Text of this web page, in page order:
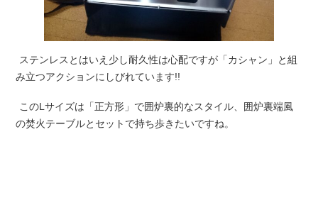
ステンレスとはいえ少し耐久性は心配ですが「カシャン」と組
み立つアクションにしびれています!!
このLサイズは「正方形」で囲炉裏的なスタイル、囲炉裏端風
の焚火テーブルとセットで持ち歩きたいですね。